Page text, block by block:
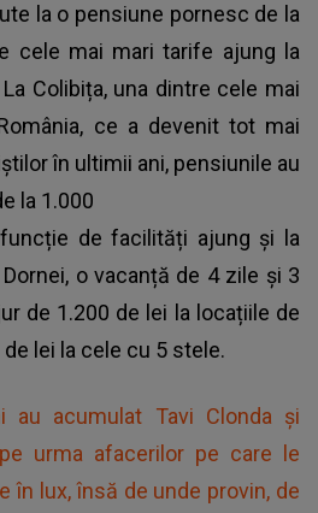
la o pensiune pornesc de la
cele mai mari tarife ajung la
Colibița, una dintre cele mai
ce a devenit tot mai
în ultimii ani, pensiunile au
la 1.000
de facilități ajung și la
o vacanță de 4 zile și 3
de 1.200 de lei la locațiile de
lei la cele cu 5 stele.
au acumulat Tavi Clonda și
urma afacerilor pe care le
în lux, însă de unde provin, de